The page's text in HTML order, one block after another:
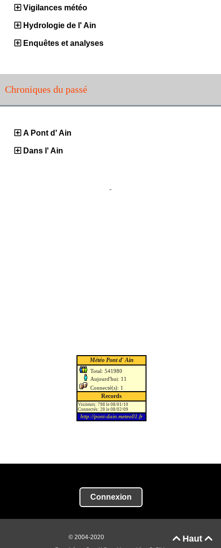
Vigilances météo
Hydrologie de l' Ain
Enquêtes et analyses
Chroniques du passé
A Pont d' Ain
Dans l' Ain
Connexion
Haut 
© 2004-2020